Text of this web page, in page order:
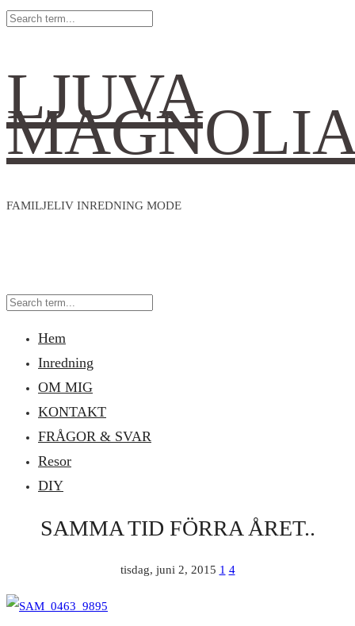
LJUVA
FAMILJELIV INREDNING MODE
Hem
Inredning
OM MIG
KONTAKT
FRÅGOR & SVAR
Resor
DIY
SAMMA TID FÖRRA ÅRET..
tisdag, juni 2, 2015 1 4